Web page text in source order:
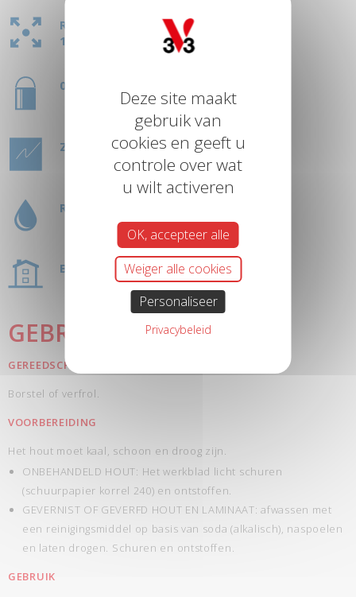
RENDEMENT
10M
0,5L
ZIJDEGLANS
REINIGING MET WATER
BINNEN
GEBRUIK
GEREEDSCHAP
Borstel of verfrol.
VOORBEREIDING
Het hout moet kaal, schoon en droog zijn.
ONBEHANDELD HOUT: Het werkblad licht schuren
(schuurpapier korrel 240) en ontstoffen.
GEVERNIST OF GEVERFD HOUT EN LAMINAAT: afwassen met
een reinigingsmiddel op basis van soda (alkalisch), naspoelen
en laten drogen. Schuren en ontstoffen.
GEBRUIK
Deze site maakt
gebruik van
cookies en geeft u
controle over wat
u wilt activeren
OK, accepteer alle
Weiger alle cookies
Personaliseer
Privacybeleid